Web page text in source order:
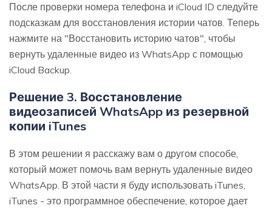
После проверки номера телефона и iCloud ID следуйте
подсказкам для восстановления истории чатов. Теперь
нажмите на "Восстановить историю чатов", чтобы
вернуть удаленные видео из WhatsApp с помощью
iCloud Backup.
Решение 3. Восстановление
видеозаписей WhatsApp из резервной
копии iTunes
В этом решении я расскажу вам о другом способе,
который может помочь вам вернуть удаленные видео
WhatsApp. В этой части я буду использовать iTunes,
iTunes - это программное обеспечение, которое дает